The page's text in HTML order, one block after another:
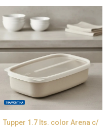
Tupper 1.7 lts. color Arena c/